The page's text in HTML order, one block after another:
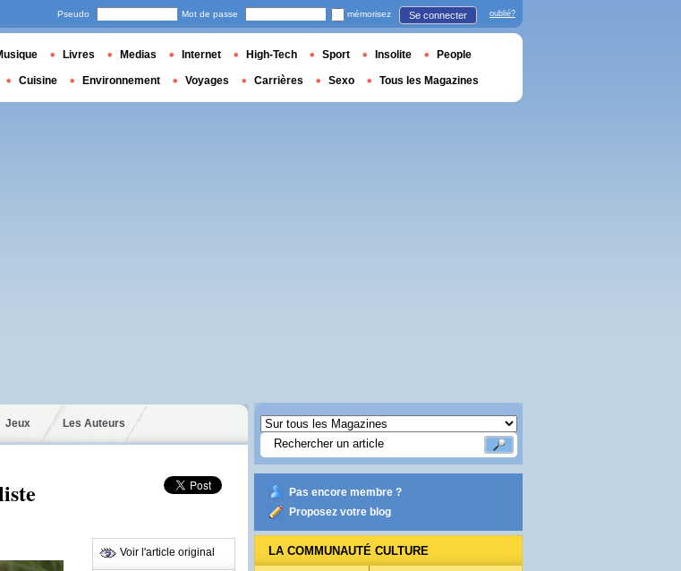
Jeux Les Auteurs
Voir l'article original
Pas encore membre ?
Proposez votre blog
LA COMMUNAUTÉ CULTURE
Pseudo Mot de passe mémorisez Se connecter oublié?
Livres Medias Internet High-Tech Sport Insolite People
Cuisine Environnement Voyages Carrières Sexo Tous les Magazines